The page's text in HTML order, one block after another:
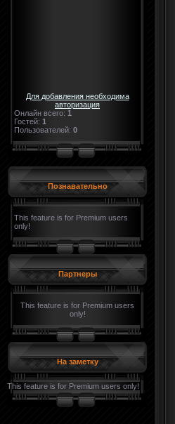
Для добавления необходима
авторизация
Онлайн всего: 1
Гостей: 1
Пользователей: 0
Познавательно
This feature is for Premium users
only!
Партнеры
This feature is for Premium users
only!
На заметку
This feature is for Premium users only!